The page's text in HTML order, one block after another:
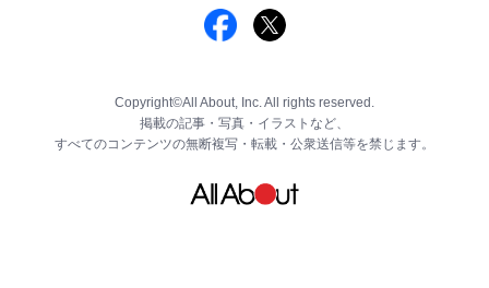
Copyright©All About, Inc. All rights reserved.
掲載の記事・写真・イラストなど、
すべてのコンテンツの無断複写・転載・公衆送信等を禁じます。